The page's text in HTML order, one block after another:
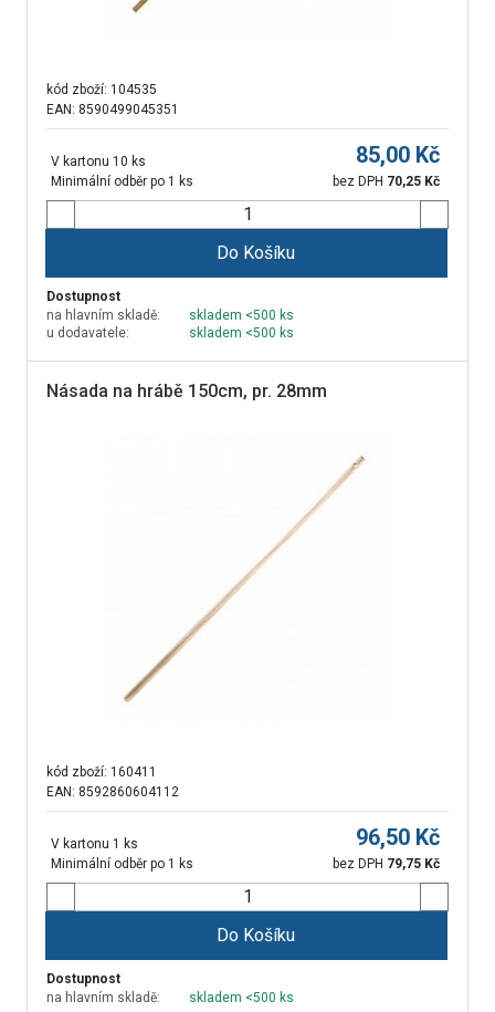
kód zboží: 104535
EAN: 8590499045351
V kartonu 10 ks
Minimální odběr po 1 ks
85,00 Kč
bez DPH 70,25 Kč
Do Košíku
Dostupnost
na hlavním skladě:
skladem <500 ks
u dodavatele:
skladem <500 ks
Násada na hrábě 150cm, pr. 28mm
kód zboží: 160411
EAN: 8592860604112
V kartonu 1 ks
Minimální odběr po 1 ks
96,50 Kč
bez DPH 79,75 Kč
Do Košíku
Dostupnost
na hlavním skladě:
skladem <500 ks